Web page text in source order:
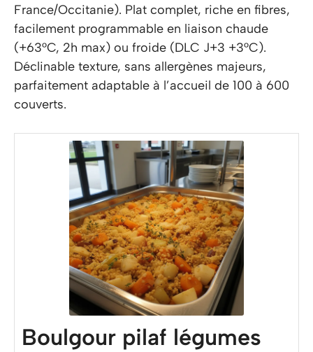
France/Occitanie). Plat complet, riche en fibres,
facilement programmable en liaison chaude
(+63°C, 2h max) ou froide (DLC J+3 +3°C).
Déclinable texture, sans allergènes majeurs,
parfaitement adaptable à l’accueil de 100 à 600
couverts.
Boulgour pilaf légumes